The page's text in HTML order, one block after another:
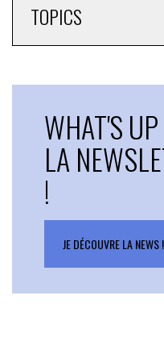
TOPICS
WHAT'S
LA
!
JE DÉCOUVRE LA NEWS !